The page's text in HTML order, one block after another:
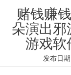
赌钱赚
朵演出邪
游戏软
发布日